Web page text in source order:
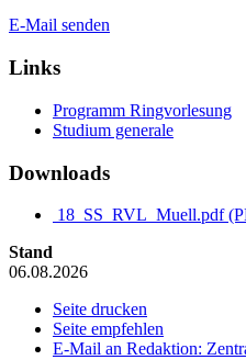
E-Mail senden
Links
Programm Ringvorlesung
Studium generale
Downloads
18_SS_RVL_Muell.pdf
Stand
06.08.2026
Seite drucken
Seite empfehlen
E-Mail an Redaktion: